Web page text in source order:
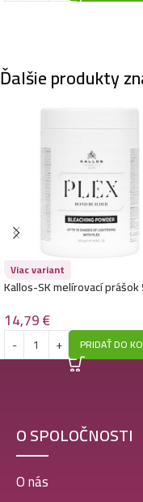
Ďalšie produkty
Viac variant
Kallos-SK melírovací
14,79€
PRIDAŤ DO
O SPOLOČNOSTI
O nás